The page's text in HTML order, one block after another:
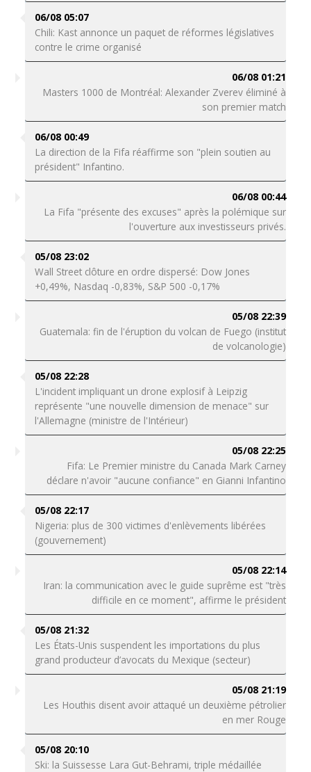
06/08 05:07
Chili: Kast annonce un paquet de réformes législatives
contre le crime organisé
06/08 01:21
Masters 1000 de Montréal: Alexander Zverev éliminé à
son premier match
06/08 00:49
La direction de la Fifa réaffirme son "plein soutien au
président" Infantino.
06/08 00:44
La Fifa "présente des excuses" après la polémique sur
l'ouverture aux investisseurs privés.
05/08 23:02
Wall Street clôture en ordre dispersé: Dow Jones
+0,49%, Nasdaq -0,83%, S&P 500 -0,17%
05/08 22:39
Guatemala: fin de l'éruption du volcan de Fuego (institut
de volcanologie)
05/08 22:28
L'incident impliquant un drone explosif à Leipzig
représente "une nouvelle dimension de menace" sur
l'Allemagne (ministre de l'Intérieur)
05/08 22:25
Fifa: Le Premier ministre du Canada Mark Carney
déclare n'avoir "aucune confiance" en Gianni Infantino
05/08 22:17
Nigeria: plus de 300 victimes d'enlèvements libérées
(gouvernement)
05/08 22:14
Iran: la communication avec le guide suprême est "très
difficile en ce moment", affirme le président
05/08 21:32
Les États-Unis suspendent les importations du plus
grand producteur d’avocats du Mexique (secteur)
05/08 21:19
Les Houthis disent avoir attaqué un deuxième pétrolier
en mer Rouge
05/08 20:10
Ski: la Suissesse Lara Gut-Behrami, triple médaillée